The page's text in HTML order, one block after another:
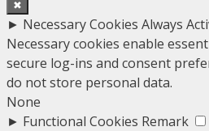
✖
► Necessary Cookies Always
Necessary cookies enable
secure log-ins and consent
do not store personal data.
None
► Functional Cookies Remark